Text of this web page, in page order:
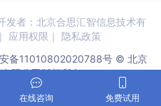
者：北京合思汇智信息技术有
应用权限 ｜ 隐私政策
备11010802020788号 © 北京
限公司版权所有
在线咨询 免费试用